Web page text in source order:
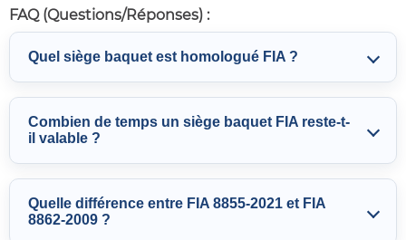
FAQ (Questions/Réponses) :
Quel siège baquet est homologué FIA ?
Combien de temps un siège baquet FIA reste-t-
il valable ?
Quelle différence entre FIA 8855-2021 et FIA
8862-2009 ?